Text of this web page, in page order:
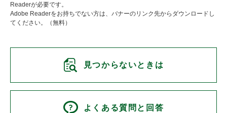
Readerが必要です。
Adobe Readerをお持ちでない方は、バナーのリンク先からダウンロードし
てください。（無料）
見つからないときは
よくある質問と回答